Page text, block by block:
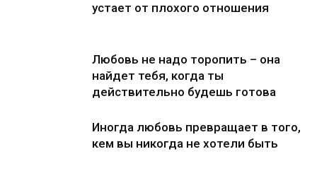
устает от плохого отношения
Любовь не надо торопить – она
найдет тебя, когда ты
действительно будешь готова
Иногда любовь превращает в того,
кем вы никогда не хотели быть